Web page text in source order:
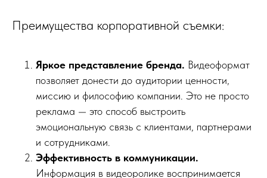
Преимущества корпоративной съемки:
Яркое представление бренда. Видеоформат
позволяет донести до аудитории ценности,
миссию и философию компании. Это не просто
реклама — это способ выстроить
эмоциональную связь с клиентами, партнерами
и сотрудниками.
Эффективность в коммуникации.
Информация в видеоролике воспринимается